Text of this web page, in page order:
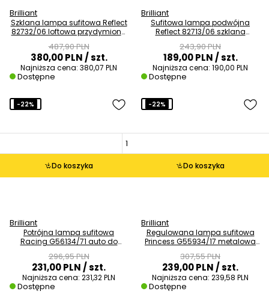
Brilliant
Szklana lampa sufitowa Reflect
82732/06 loftowa przydymiona
487,90 PLN
380,00 PLN/ szt.
Najniższa cena: 380,07 PLN
Dostępne
Brilliant
Sufitowa lampa podwójna
Reflect 82713/06 szklana
243,90 PLN
189,00 PLN/ szt.
Najniższa cena: 190,00 PLN
Dostępne
Do koszyka
-22%
Brilliant
Potrójna lampa sufitowa
Racing G56134/71 auto do
296,95 PLN
231,00 PLN/ szt.
Najniższa cena: 231,32 PLN
Dostępne
Do koszyka
-22%
Brilliant
Regulowana lampa sufitowa
Princess G55934/17 metalowa
307,55 PLN
239,00 PLN/ szt.
Najniższa cena: 239,58 PLN
Dostępne